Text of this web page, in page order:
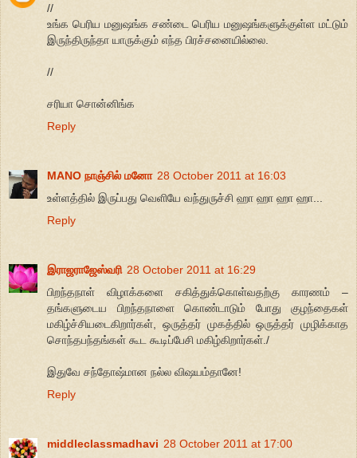
//
உங்க பெரிய மனுஷங்க சண்டை பெரிய மனுஷங்களுக்குள்ள மட்டும்
இருந்திருந்தா யாருக்கும் எந்த பிரச்சனையில்லை.
//
சரியா சொன்னிங்க
Reply
MANO நாஞ்சில் மனோ 28 October 2011 at 16:03
உள்ளத்தில் இருப்பது வெளியே வந்துருச்சி ஹா ஹா ஹா ஹா...
Reply
இராஜராஜேஸ்வரி 28 October 2011 at 16:29
பிறந்தநாள் விழாக்களை சகித்துக்கொள்வதற்கு காரணம் –
தங்களுடைய பிறந்தநாளை கொண்டாடும் போது குழந்தைகள்
மகிழ்ச்சியடைகிறார்கள், ஒருத்தர் முகத்தில் ஒருத்தர் முழிக்காத
சொந்தபந்தங்கள் கூட கூடிப்பேசி மகிழ்கிறார்கள்./
இதுவே சந்தோஷ்மான நல்ல விஷயம்தானே!
Reply
middleclassmadhavi 28 October 2011 at 17:00